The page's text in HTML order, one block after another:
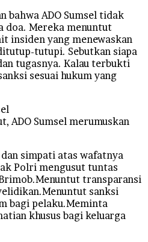
bahwa ADO Sumsel tidak
doa. Mereka menuntut
insiden yang menewaskan
tutupi. Sebutkan siapa
tugasnya. Kalau terbukti
sesuai hukum yang
ADO Sumsel merumuskan
simpati atas wafatnya
Polri mengusut tuntas
transparansi
sanksi
bagi pelaku.Meminta
khusus bagi keluarga